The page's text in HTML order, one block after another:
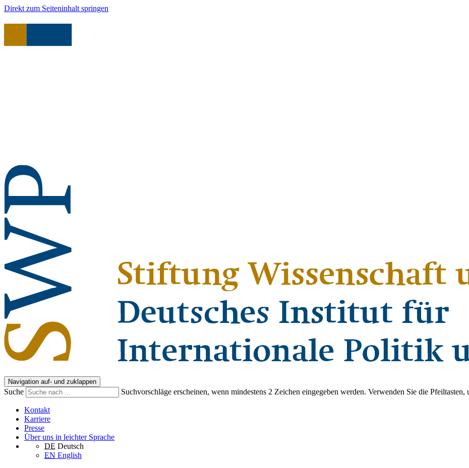
Direkt zum Seiteninhalt springen
Navigation auf- und zuklappen
Suche Suchvorschläge erscheinen, wenn mindestens 2 Zeichen eingegeben werden. Verwenden Sie die
Kontakt
Karriere
Presse
Über uns in leichter Sprache
DE Deutsch
EN English